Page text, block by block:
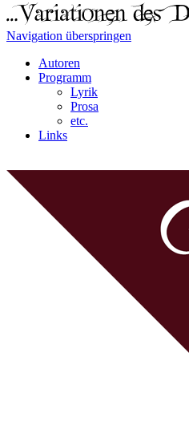
Navigation überspringen
Autoren
Programm
Lyrik
Prosa
etc.
Links